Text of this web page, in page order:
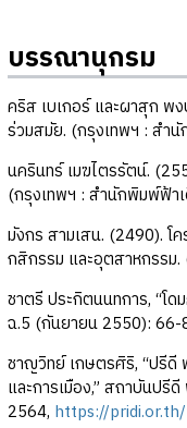
บรรณานุกรม
คริส เบเกอร์ และผาสุก
ร่วมสมัย. (กรุงเทพฯ : สำ
นครินทร์ เมฆไตรรัตน์.
(กรุงเทพฯ : สำนักพิมพ์ฟ้า
มังกร สามเสน. (2490).
กสิกรรม และอุตสาหกรรม.
ชาตรี ประกิตนนทการ, “โด
ฉ.5 (กันยายน 2550): 66-
ชาญวิทย์ เกษตรศิริ, “ปรีดี
และการเมือง,” สถาบันป
2564, https://